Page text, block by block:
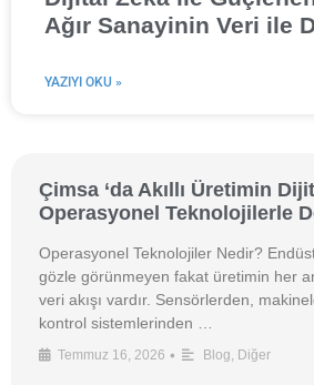
Ağır Sanayinin Veri ile
YAZIYI OKU »
Çimsa ‘da Akıllı Üretimin
Operasyonel Teknolojilerle
Operasyonel Teknolojiler Nedir?
gözle görünmeyen fakat üretimin her
veri akışı vardır. Sensörlerden,
kontrol sistemlerinden …
Temmuz 16, 2026 • Blog, Diğer